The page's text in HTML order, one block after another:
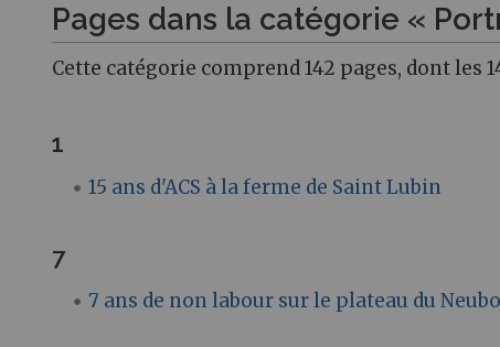
Pages dans la catégorie «
Cette catégorie comprend 142 pages, dont les
1
15 ans d'ACS à la ferme de Saint Lubin
7
7 ans de non labour sur le plateau du